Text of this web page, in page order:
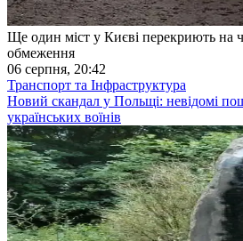
Ще один міст у Києві перекриють на
обмеження
06 серпня, 20:42
Транспорт та Інфраструктура
Новий скандал у Польщі: невідомі
українських воїнів